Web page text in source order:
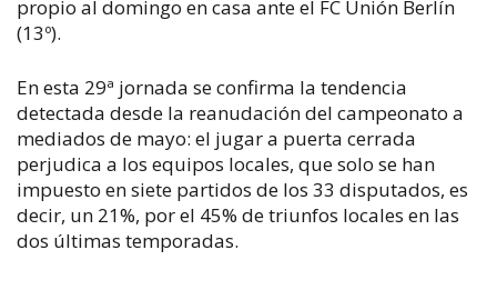
propio al domingo en casa ante el FC Unión Berlín
(13º).
En esta 29ª jornada se confirma la tendencia
detectada desde la reanudación del campeonato a
mediados de mayo: el jugar a puerta cerrada
perjudica a los equipos locales, que solo se han
impuesto en siete partidos de los 33 disputados, es
decir, un 21%, por el 45% de triunfos locales en las
dos últimas temporadas.